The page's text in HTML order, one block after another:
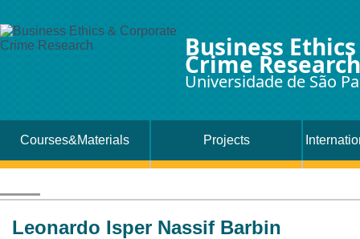
Business
Crime Research
Universidade de São
Courses&Materials Projects
Leonardo Isper Nassif Barbin